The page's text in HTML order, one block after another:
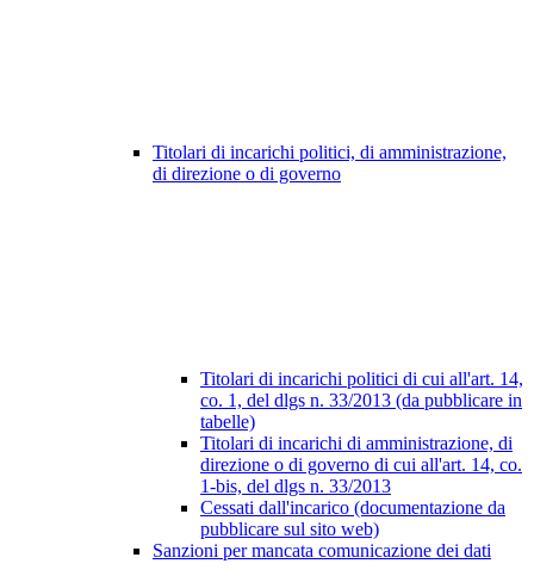
Titolari di incarichi politici, di amministrazione,
di direzione o di governo
Titolari di incarichi politici di cui all'art. 14,
co. 1, del dlgs n. 33/2013 (da pubblicare in
tabelle)
Titolari di incarichi di amministrazione, di
direzione o di governo di cui all'art. 14, co.
1-bis, del dlgs n. 33/2013
Cessati dall'incarico (documentazione da
pubblicare sul sito web)
Sanzioni per mancata comunicazione dei dati